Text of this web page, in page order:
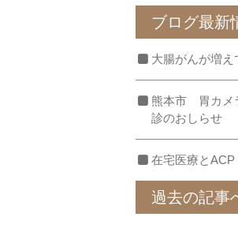
ブログ最新
大腸がんが増え
熊本市 胃カ
診のおしらせ
在宅医療とACP
過去の記事